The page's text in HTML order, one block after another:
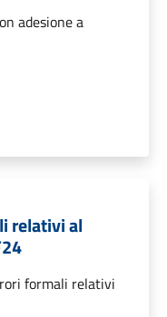
adesione a
relativi al
formali relativi